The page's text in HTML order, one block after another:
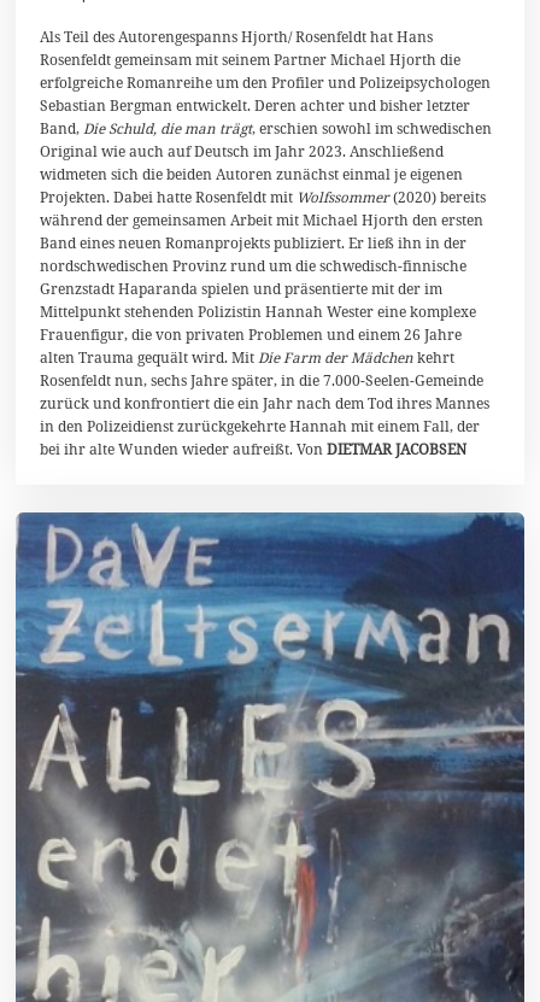
l
2
0
2
6
Als Teil des Autorengespanns Hjorth/ Rosenfeldt hat Hans
Rosenfeldt gemeinsam mit seinem Partner Michael Hjorth die
erfolgreiche Romanreihe um den Profiler und Polizeipsychologen
Sebastian Bergman entwickelt. Deren achter und bisher letzter
Band, Die Schuld, die man trägt, erschien sowohl im schwedischen
Original wie auch auf Deutsch im Jahr 2023. Anschließend
widmeten sich die beiden Autoren zunächst einmal je eigenen
Projekten. Dabei hatte Rosenfeldt mit Wolfssommer(2020) bereits
während der gemeinsamen Arbeit mit Michael Hjorth den ersten
Band eines neuen Romanprojekts publiziert. Er ließ ihn in der
nordschwedischen Provinz rund um die schwedisch-finnische
Grenzstadt Haparanda spielen und präsentierte mit der im
Mittelpunkt stehenden Polizistin Hannah Wester eine komplexe
Frauenfigur, die von privaten Problemen und einem 26 Jahre
alten Trauma gequält wird. Mit Die Farm der Mädchenkehrt
Rosenfeldt nun, sechs Jahre später, in die 7.000-Seelen-Gemeinde
zurück und konfrontiert die ein Jahr nach dem Tod ihres Mannes
in den Polizeidienst zurückgekehrte Hannah mit einem Fall, der
bei ihr alte Wunden wieder aufreißt. VonDIETMAR JACOBSEN